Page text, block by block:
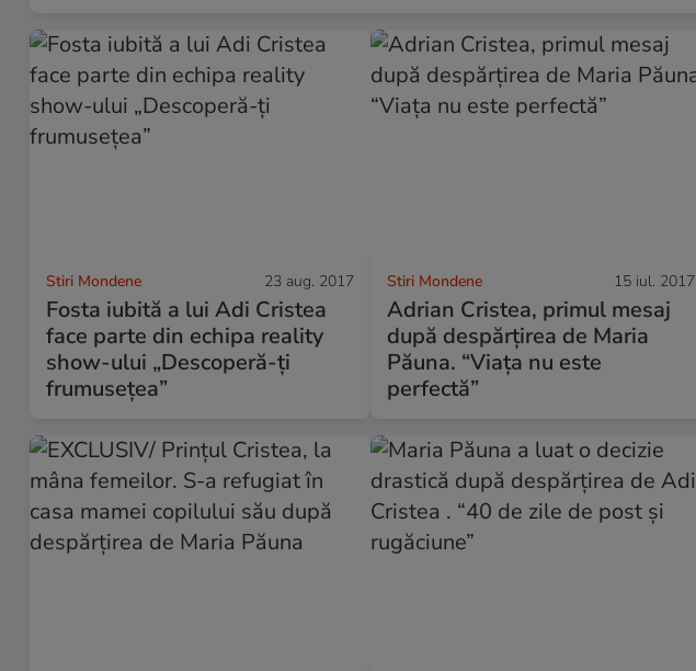
Stiri Mondene 23 aug. 2017
Fosta iubită a lui Adi Cristea
face parte din echipa reality
show-ului „Descoperă-ţi
frumuseţea”
Stiri Mondene 15 iul. 2017
Adrian Cristea, primul mesaj
după despărţirea de Maria
Păuna. “Viaţa nu este
perfectă”